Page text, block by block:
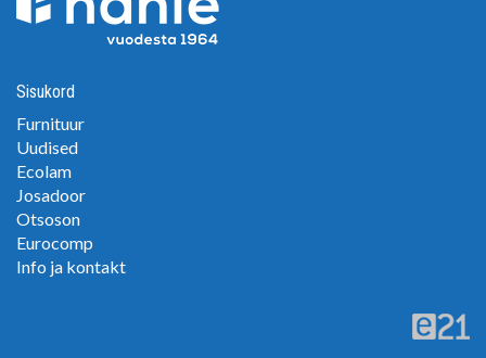
Sisukord
Furnituur
Uudised
Ecolam
Josadoor
Otsoson
Eurocomp
Info ja kontakt